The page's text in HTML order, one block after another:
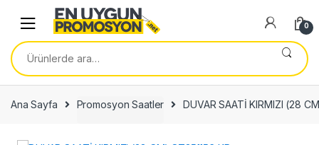
navigation
content
0
Ara:
Ana Sayfa Promosyon Saatler DUVAR SAATİ KIRMIZI (28